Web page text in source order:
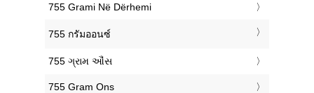
‎755 Grami Në Dërhemi
‎755 กรัมออนซ์
‎755 ગ્રામ ઔંસ
‎755 Gram Ons